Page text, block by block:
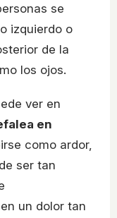
se
izquierdo o
de la
los ojos.
ver en
en
como ardor,
ser tan
un dolor tan